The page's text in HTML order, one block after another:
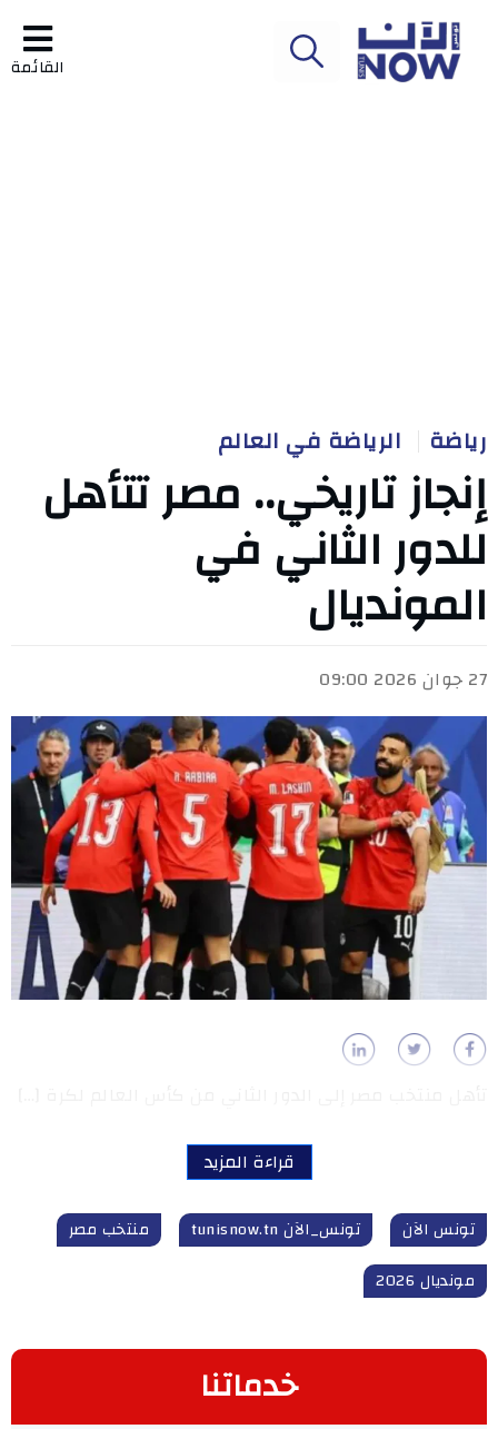
القائمة
رياضة الرياضة في العالم
إنجاز تاريخي.. مصر تتأهل
للدور الثاني في
المونديال
27 جوان 2026 09:00
قراءة المزيد
تونس الآن تونس_الآن tunisnow.tn
منتخب مصر
مونديال 2026
خدماتنا